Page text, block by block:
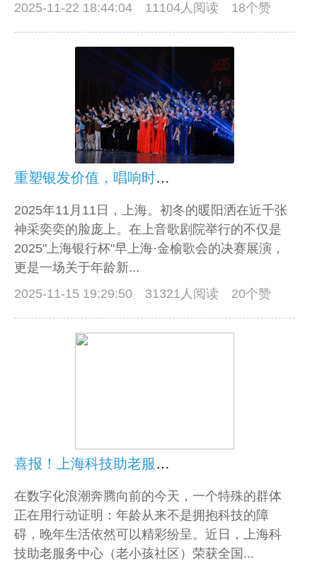
2025-11-22 18:44:04
11104人阅读 18个赞
重塑银发价值，唱响时代新声——2025“上海银行杯”早上海·金榆歌会圆满落幕
2025年11月11日，上海。初冬的暖阳洒在近千张
神采奕奕的脸庞上。在上音歌剧院举行的不仅是
2025"上海银行杯"早上海·金榆歌会的决赛展演，
更是一场关于年龄新...
2025-11-15 19:29:50
31321人阅读 20个赞
喜报！上海科技助老服务中心荣获“全国敬老文明号”称号
在数字化浪潮奔腾向前的今天，一个特殊的群体
正在用行动证明：年龄从来不是拥抱科技的障
碍，晚年生活依然可以精彩纷呈。近日，上海科
技助老服务中心（老小孩社区）荣获全国...